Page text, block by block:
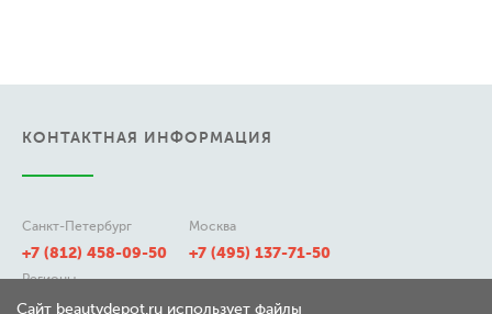
КОНТАКТНАЯ ИНФОРМАЦИЯ
Санкт-Петербург
+7 (812) 458-09-50
Москва
+7 (495) 137-71-50
Регионы
8 (800) 511-21-50
Сайт beautydepot.ru использует файлы